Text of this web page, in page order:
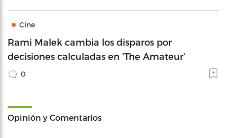
Cine
Rami Malek cambia los disparos por
decisiones calculadas en ‘The Amateur’
0
Opinión y Comentarios